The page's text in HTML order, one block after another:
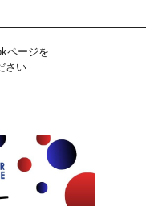
ページを
さい